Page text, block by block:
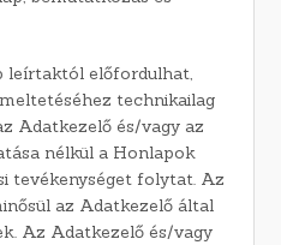
leírtaktól előfordulhat,
technikailag
Adatkezelő és/vagy az
nélkül a Honlapok
tevékenységet folytat. Az
az Adatkezelő által
Az Adatkezelő és/vagy